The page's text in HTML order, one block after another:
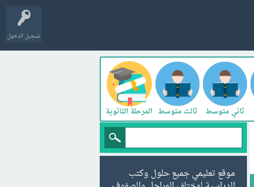
تسجيل الدخول
ثاني متوسط ثالث متوسط المرحلة الثانوية
موقع تعليمي جميع حلول وكتب